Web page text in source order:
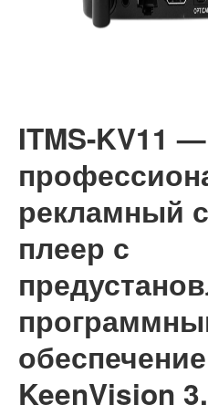
ITMS-KV11 —
рекламный
плеер с
KeenVision 3.